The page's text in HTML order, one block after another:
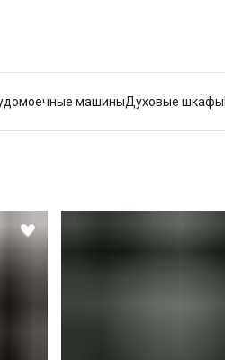
машиныДуховые шкафы